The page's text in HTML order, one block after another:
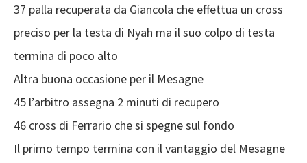
37 palla recuperata da Giancola che effettua un cross
preciso per la testa di Nyah ma il suo colpo di testa
termina di poco alto
Altra buona occasione per il Mesagne
45 l’arbitro assegna 2 minuti di recupero
46 cross di Ferrario che si spegne sul fondo
Il primo tempo termina con il vantaggio del Mesagne